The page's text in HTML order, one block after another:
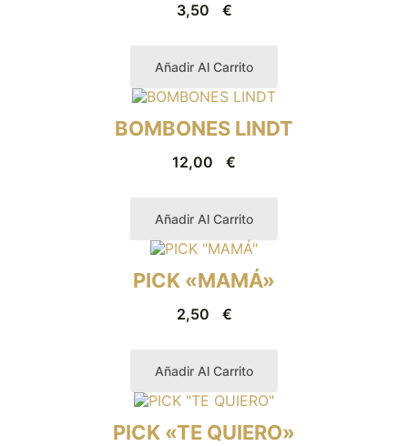
3,50 €
Añadir Al Carrito
BOMBONES LINDT
12,00 €
Añadir Al Carrito
PICK «MAMÁ»
2,50 €
Añadir Al Carrito
PICK «TE QUIERO»